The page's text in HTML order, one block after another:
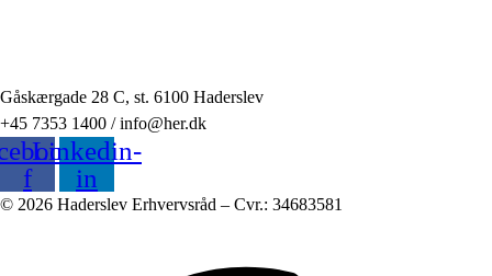
Gåskærgade 28 C, st. 6100 Haderslev
+45 7353 1400 / info@her.dk
f
Linkedin-
in
© 2026 Haderslev Erhvervsråd – Cvr.: 34683581